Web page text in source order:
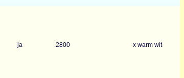
ja 2800 x warm wit